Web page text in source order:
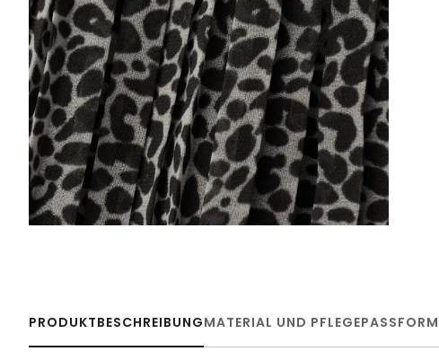
PRODUKTBESCHREIBUNGMATERIAL UND PFLEGEPASSFORM